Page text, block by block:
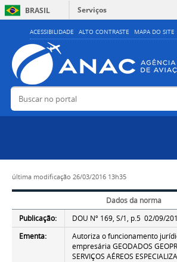
ACESSIBILIDADE ALTO CONTRASTE MAPA DO SITE
BRASIL
Serviços
Buscar no portal
última modificação 26/03/2016 13h35
Dados da norma
Publicação:
DOU Nº 169, S/1, p.5 02/09/
Ementa:
Autoriza o funcionamento
empresária GEODADOS
SERVIÇOS AÉREOS